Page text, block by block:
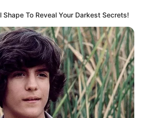
ΤΑ ΑΝΕΒΑΖΩ ΠΛΕΟΝ ΣΤΟ
Shape To Reveal Your Darkest Secrets!